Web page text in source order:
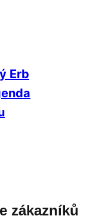
Erb
zákazníků